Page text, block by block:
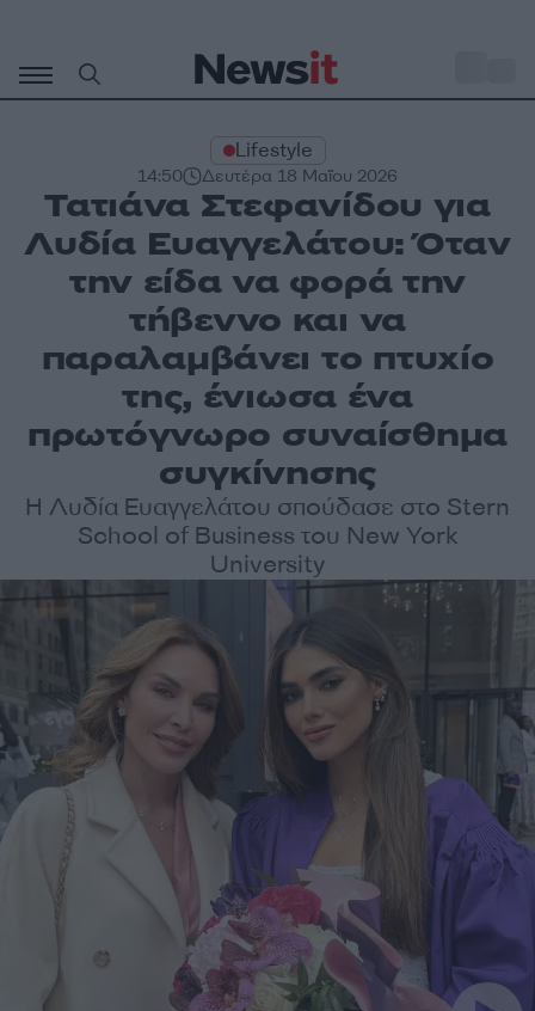
περιεχόμενο
Lifestyle
14:50 Δευτέρα 18 Μαΐου 2026
Τατιάνα Στεφανίδου για
Λυδία Ευαγγελάτου: Όταν
την είδα να φορά την
τήβεννο και να
παραλαμβάνει το πτυχίο
της, ένιωσα ένα
πρωτόγνωρο συναίσθημα
συγκίνησης
Η Λυδία Ευαγγελάτου σπούδασε στο Stern
School of Business του New York
University